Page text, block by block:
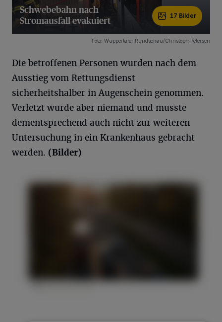
Schwebebahn nach
Stromausfall evakuiert
17 Bilder
Foto: Wuppertaler Rundschau/Christoph Petersen
Die betroffenen Personen wurden nach dem
Ausstieg vom Rettungsdienst
sicherheitshalber in Augenschein genommen.
Verletzt wurde aber niemand und musste
dementsprechend auch nicht zur weiteren
Untersuchung in ein Krankenhaus gebracht
werden. (Bilder)